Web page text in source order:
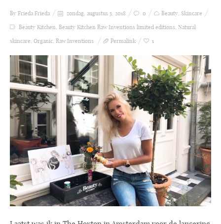
By Frieda Frieda zondag, augustus 5, 2018 0 Beauty Skincare
Beauty Kitchen Beauty Kitchen Raw Inventions limited editions Natural
skincare Organic Raw Inventions Permalink 1